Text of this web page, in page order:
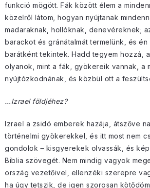
funkció mögött. Fák között élem a
közelről látom, hogyan nyújtanak
madaraknak, hollóknak, denevéreknek;
barackot és gránátalmát termelünk, és én
barátként tekintek. Hadd tegyem hozzá,
olyanok, mint a fák, gyökereik vannak, a
nyújtózkodnának, és közbül ott a
…Izrael földjéhez?
Izrael a zsidó emberek hazája, átszőve
történelmi gyökerekkel, és itt most nem
gondolok – kisgyerekek olvassák, és
Biblia szövegét. Nem mindig vagyok
ország vezetőivel, ellenzéki szerepre
ha úgy tetszik, de igen szorosan